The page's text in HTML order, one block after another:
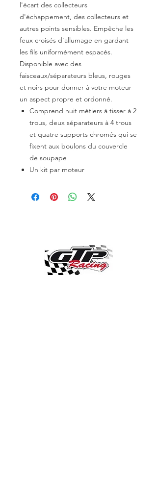
l'écart des collecteurs
d'échappement, des collecteurs et
autres points sensibles. Empêche les
feux croisés d'allumage en gardant
les fils uniformément espacés.
Disponible avec des
faisceaux/séparateurs bleus, rouges
et noirs pour donner à votre moteur
un aspect propre et ordonné.
Comprend huit métiers à tisser à 2
trous, deux séparateurs à 4 trous
et quatre supports chromés qui se
fixent aux boulons du couvercle
de soupape
Un kit par moteur